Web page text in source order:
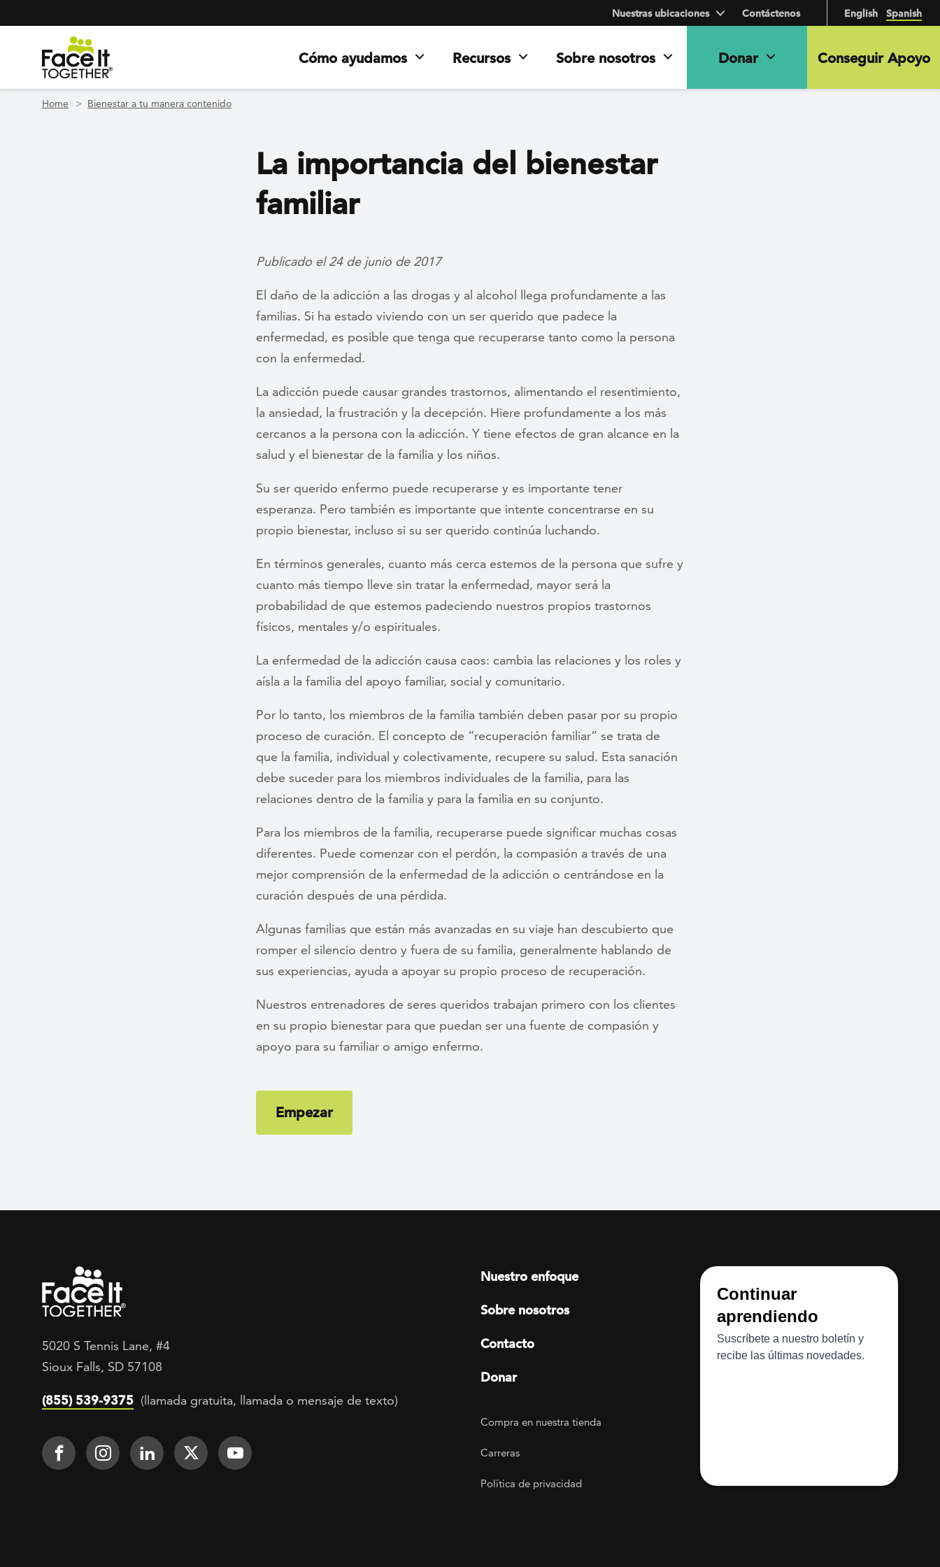
English Spanish
Cómo ayudamos Recursos Sobre nosotros Donar Conseguir Apoyo
Nuestras ubicaciones Contáctenos
Home Bienestar a tu manera contenido
La importancia del bienestar
familiar
Publicado el 24 de junio de 2017
El daño de la adicción a las drogas y al alcohol llega profundamente a las
familias. Si ha estado viviendo con un ser querido que padece la
enfermedad, es posible que tenga que recuperarse tanto como la persona
con la enfermedad.
La adicción puede causar grandes trastornos, alimentando el resentimiento,
la ansiedad, la frustración y la decepción. Hiere profundamente a los más
cercanos a la persona con la adicción. Y tiene efectos de gran alcance en la
salud y el bienestar de la familia y los niños.
Su ser querido enfermo puede recuperarse y es importante tener
esperanza. Pero también es importante que intente concentrarse en su
propio bienestar, incluso si su ser querido continúa luchando.
En términos generales, cuanto más cerca estemos de la persona que sufre y
cuanto más tiempo lleve sin tratar la enfermedad, mayor será la
probabilidad de que estemos padeciendo nuestros propios trastornos
físicos, mentales y/o espirituales.
La enfermedad de la adicción causa caos: cambia las relaciones y los roles y
aísla a la familia del apoyo familiar, social y comunitario.
Por lo tanto, los miembros de la familia también deben pasar por su propio
proceso de curación. El concepto de “recuperación familiar” se trata de
que la familia, individual y colectivamente, recupere su salud. Esta sanación
debe suceder para los miembros individuales de la familia, para las
relaciones dentro de la familia y para la familia en su conjunto.
Para los miembros de la familia, recuperarse puede significar muchas cosas
diferentes. Puede comenzar con el perdón, la compasión a través de una
mejor comprensión de la enfermedad de la adicción o centrándose en la
curación después de una pérdida.
Algunas familias que están más avanzadas en su viaje han descubierto que
romper el silencio dentro y fuera de su familia, generalmente hablando de
sus experiencias, ayuda a apoyar su propio proceso de recuperación.
Nuestros entrenadores de seres queridos trabajan primero con los clientes
en su propio bienestar para que puedan ser una fuente de compasión y
apoyo para su familiar o amigo enfermo.
Empezar
5020 S Tennis Lane, #4
Sioux Falls, SD 57108
(855) 539-9375 (llamada gratuita, llamada o mensaje de texto)
Footer Social
Face It TOGETHER on Facebook
Face It TOGETHER on Instagram
Face It TOGETHER on LinkedIn
Face It TOGETHER on Twitter
Face It TOGETHER on YouTube
Footer menu
Nuestro enfoque
Sobre nosotros
Contacto
Donar
Footer Utility
Compra en nuestra tienda
Carreras
Política de privacidad